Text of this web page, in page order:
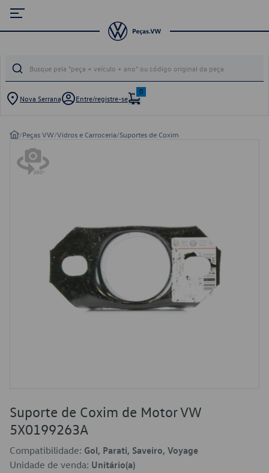
Nova Serrana Entre/registre-se
0
/Peças VW/Vidros e Carroceria/Suportes de Coxim
Suporte de Coxim de Motor VW
5X0199263A
Compatibilidade: Gol, Parati, Saveiro, Voyage
Unidade de venda: Unitário(a)